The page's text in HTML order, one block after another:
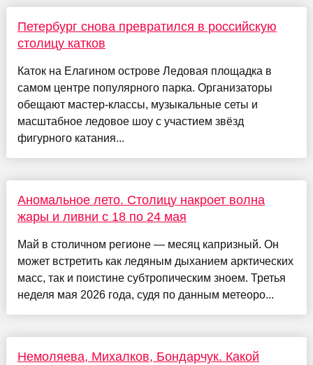
Петербург снова превратился в российскую
столицу катков
Каток на Елагином острове Ледовая площадка в
самом центре популярного парка. Организаторы
обещают мастер-классы, музыкальные сеты и
масштабное ледовое шоу с участием звёзд
фигурного катания...
Аномальное лето. Столицу накроет волна
жары и ливни с 18 по 24 мая
Май в столичном регионе — месяц капризный. Он
может встретить как ледяным дыханием арктических
масс, так и поистине субтропическим зноем. Третья
неделя мая 2026 года, судя по данным метеоро...
Немоляева, Михалков, Бондарчук. Какой